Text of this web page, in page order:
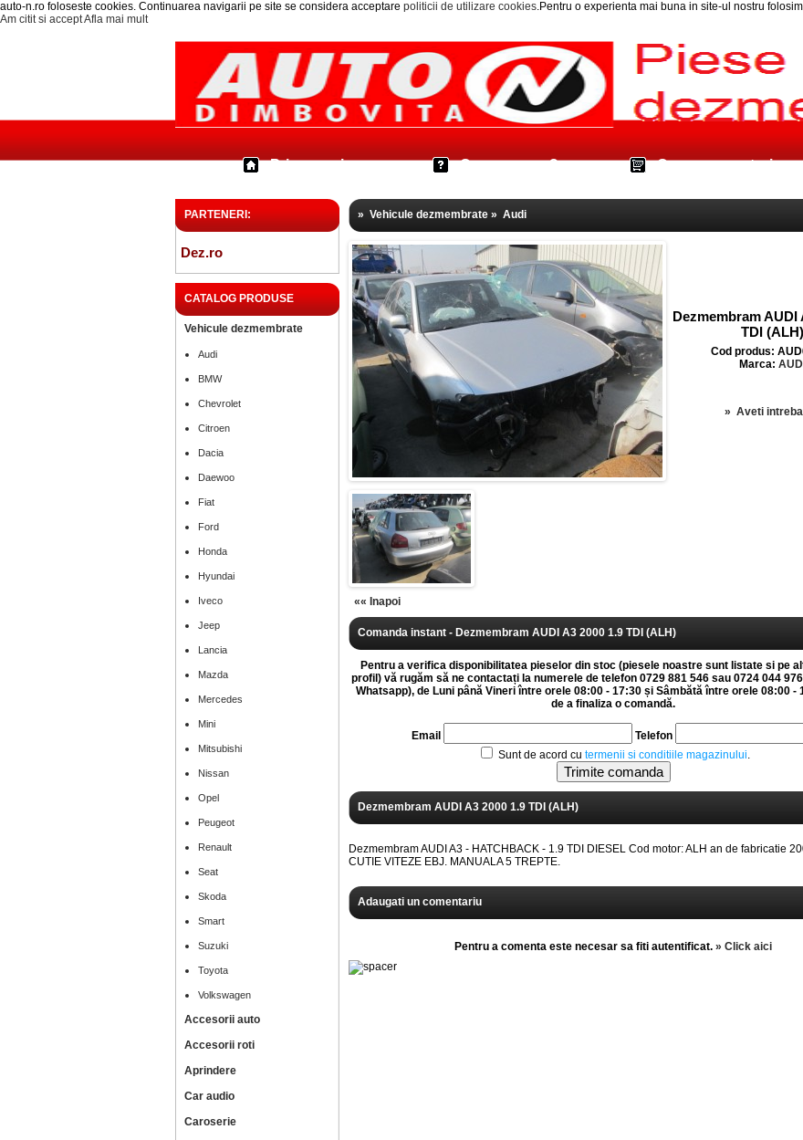
auto-n.ro foloseste cookies. Continuarea navigarii pe site se considera acceptare politicii de utilizare cookies.Pentru o experienta mai buna in site-ul nostru
Am citit si acceptAfla mai mult
Prima pagina Cum cumpar? Cos cumparaturi
PARTENERI:
Dez.ro
CATALOG PRODUSE
Vehicule dezmembrate
Audi
BMW
Chevrolet
Citroen
Dacia
Daewoo
Fiat
Ford
Honda
Hyundai
Iveco
Jeep
Lancia
Mazda
Mercedes
Mini
Mitsubishi
Nissan
Opel
Peugeot
Renault
Seat
Skoda
Smart
Suzuki
Toyota
Volkswagen
Accesorii auto
Accesorii roti
Aprindere
Car audio
Caroserie
» Vehicule dezmembrate » Audi
Dezmembram AUDI
TDI (ALH)
Cod produs:
Marca: AUDI
» Aveti
«« Inapoi
Comanda instant - Dezmembram AUDI A3 2000 1.9 TDI (ALH)
Pentru a verifica disponibilitatea pieselor din stoc (piesele noastre sunt listate si pe
profil) vă rugăm să ne contactați la numerele de telefon 0729 881 546 sau 0724 044
Whatsapp), de Luni până Vineri între orele 08:00 - 17:30 și Sâmbătă între orele 08:00 -
de a finaliza o comandă.
Email
Telefon
Sunt de acord cu termenii si conditiile magazinului.
Dezmembram AUDI A3 2000 1.9 TDI (ALH)
Dezmembram AUDI A3 - HATCHBACK - 1.9 TDI DIESEL Cod motor: ALH an de fabricatie
CUTIE VITEZE EBJ. MANUALA 5 TREPTE.
Adaugati un comentariu
Pentru a comenta este necesar sa fiti autentificat. » Click aici